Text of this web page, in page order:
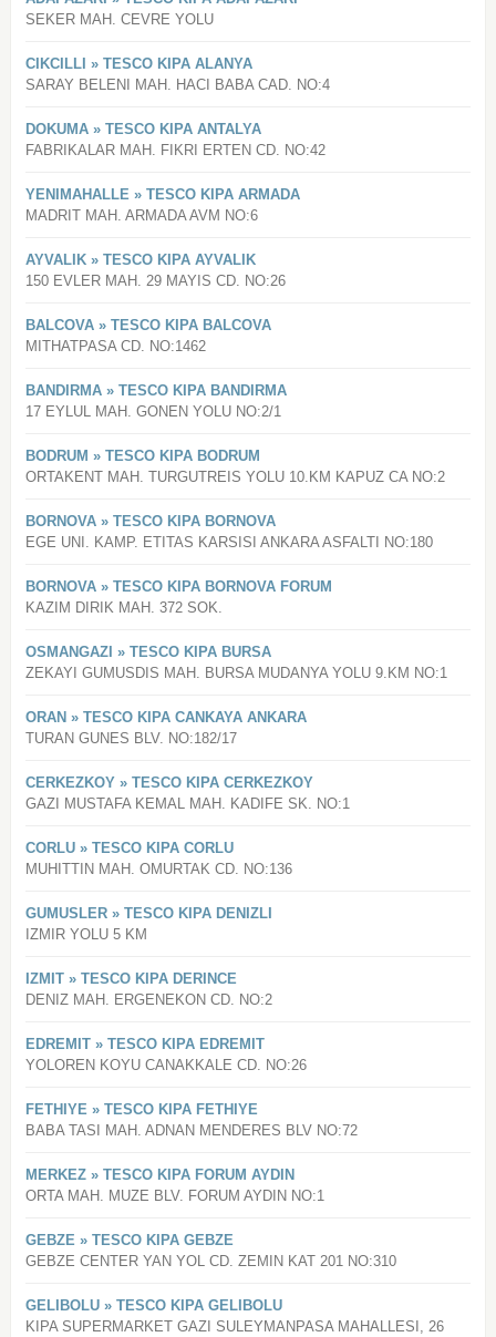
SEKER MAH. CEVRE YOLU
CIKCILLI » TESCO KIPA ALANYA
SARAY BELENI MAH. HACI BABA CAD. NO:4
DOKUMA » TESCO KIPA ANTALYA
FABRIKALAR MAH. FIKRI ERTEN CD. NO:42
YENIMAHALLE » TESCO KIPA ARMADA
MADRIT MAH. ARMADA AVM NO:6
AYVALIK » TESCO KIPA AYVALIK
150 EVLER MAH. 29 MAYIS CD. NO:26
BALCOVA » TESCO KIPA BALCOVA
MITHATPASA CD. NO:1462
BANDIRMA » TESCO KIPA BANDIRMA
17 EYLUL MAH. GONEN YOLU NO:2/1
BODRUM » TESCO KIPA BODRUM
ORTAKENT MAH. TURGUTREIS YOLU 10.KM KAPUZ CA NO:2
BORNOVA » TESCO KIPA BORNOVA
EGE UNI. KAMP. ETITAS KARSISI ANKARA ASFALTI NO:180
BORNOVA » TESCO KIPA BORNOVA FORUM
KAZIM DIRIK MAH. 372 SOK.
OSMANGAZI » TESCO KIPA BURSA
ZEKAYI GUMUSDIS MAH. BURSA MUDANYA YOLU 9.KM NO:1
ORAN » TESCO KIPA CANKAYA ANKARA
TURAN GUNES BLV. NO:182/17
CERKEZKOY » TESCO KIPA CERKEZKOY
GAZI MUSTAFA KEMAL MAH. KADIFE SK. NO:1
CORLU » TESCO KIPA CORLU
MUHITTIN MAH. OMURTAK CD. NO:136
GUMUSLER » TESCO KIPA DENIZLI
IZMIR YOLU 5 KM
IZMIT » TESCO KIPA DERINCE
DENIZ MAH. ERGENEKON CD. NO:2
EDREMIT » TESCO KIPA EDREMIT
YOLOREN KOYU CANAKKALE CD. NO:26
FETHIYE » TESCO KIPA FETHIYE
BABA TASI MAH. ADNAN MENDERES BLV NO:72
MERKEZ » TESCO KIPA FORUM AYDIN
ORTA MAH. MUZE BLV. FORUM AYDIN NO:1
GEBZE » TESCO KIPA GEBZE
GEBZE CENTER YAN YOL CD. ZEMIN KAT 201 NO:310
GELIBOLU » TESCO KIPA GELIBOLU
KIPA SUPERMARKET GAZI SULEYMANPASA MAHALLESI, 26